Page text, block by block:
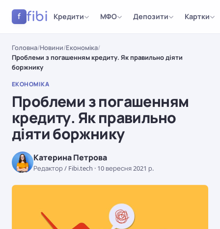
f fibi Кредити МФО Депозити Картки
Головна/Новини/Економіка/
Проблеми з погашенням кредиту. Як правильно діяти
боржнику
ЕКОНОМІКА
Проблеми з погашенням
кредиту. Як правильно
діяти боржнику
Катерина Петрова
Редактор / Fibi.tech · 10 вересня 2021 р.
ЕКОНОМІКА